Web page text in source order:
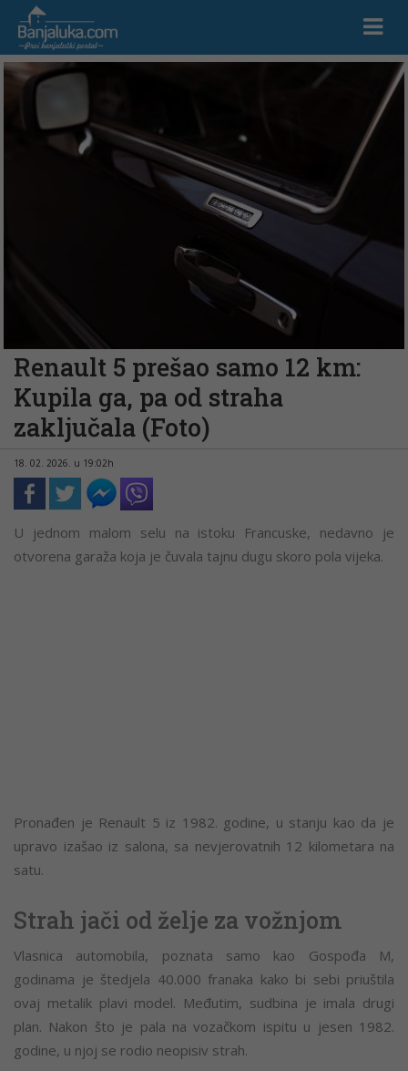
Renault 5 prešao samo 12 km:
Kupila ga, pa od straha
zaključala (Foto)
18. 02. 2026. u 19:02h
U jednom malom selu na istoku Francuske, nedavno je
otvorena garaža koja je čuvala tajnu dugu skoro pola vijeka.
Pronađen je Renault 5 iz 1982. godine, u stanju kao da je
upravo izašao iz salona, sa nevjerovatnih 12 kilometara na
satu.
Strah jači od želje za vožnjom
Vlasnica automobila, poznata samo kao Gospođa M,
godinama je štedjela 40.000 franaka kako bi sebi priuštila
ovaj metalik plavi model. Međutim, sudbina je imala drugi
plan. Nakon što je pala na vozačkom ispitu u jesen 1982.
godine, u njoj se rodio neopisiv strah.